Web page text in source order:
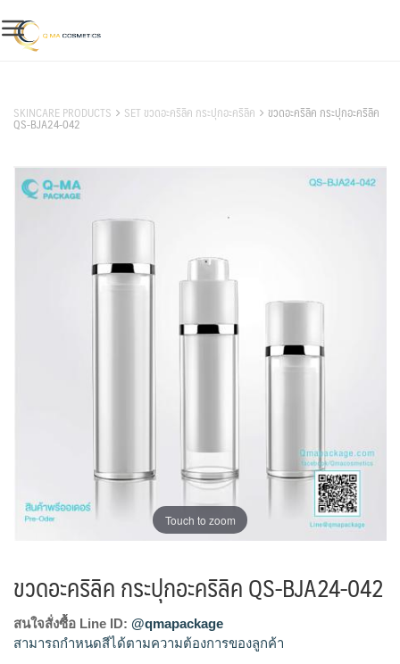
to
content
SKINCARE PRODUCTS SET ขวดอะคริลิค กระปุกอะคริลิค ขวดอะคริลิค กระปุกอะคริลิค
QS-BJA24-042
Touch to zoom
ขวดอะคริลิค กระปุกอะคริลิค QS-BJA24-042
สนใจสั่งซื้อ Line ID: @qmapackage
สามารถกำหนดสีได้ตามความต้องการของลูกค้า